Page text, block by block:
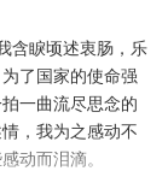
含睙顷述衷肠，乐
了国家的使命强
一曲流尽思念的
，我为之感动不
动而泪滴。